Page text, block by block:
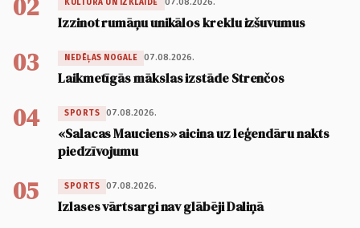
02 KULTŪRA UN IZKLAIDE 07.08.2026.
Izzinot rumāņu unikālos kreklu izšuvumus
03 NEDĒĻAS NOGALE 07.08.2026.
Laikmetīgās mākslas izstāde Strenčos
04 SPORTS 07.08.2026.
«Salacas Mauciens» aicina uz leģendāru nakts
piedzīvojumu
05 SPORTS 07.08.2026.
Izlases vārtsargi nav glābēji Daliņā